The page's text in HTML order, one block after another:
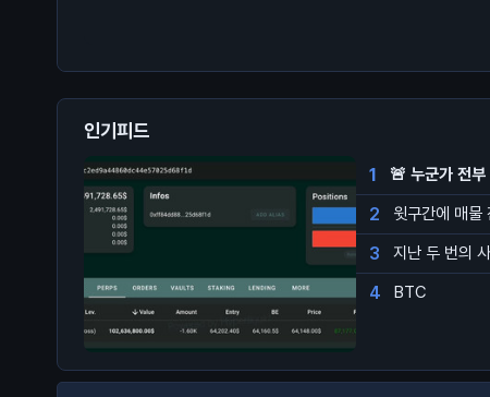
인기피드
1 🚨 누군가 전
2 윗구간에 매물
3 지난 두 번의
4 BTC